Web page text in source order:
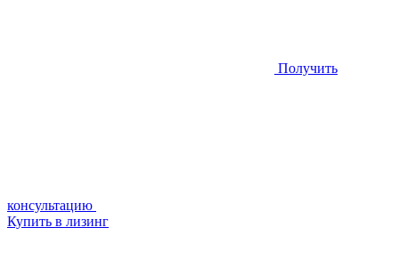
Получить
консультацию
Купить в лизинг